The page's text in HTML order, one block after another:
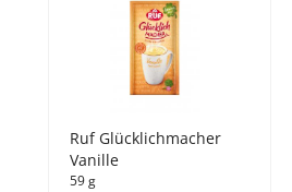
Ruf Glücklichmacher
Vanille
59 g